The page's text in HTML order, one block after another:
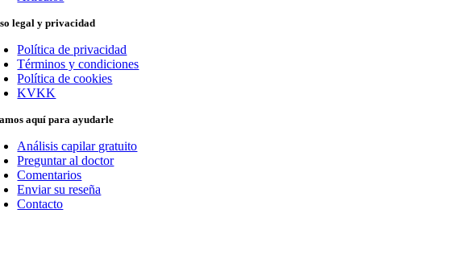
legal y privacidad
Política de privacidad
Términos y condiciones
Política de cookies
KVKK
aquí para ayudarle
Análisis capilar gratuito
Preguntar al doctor
Comentarios
Enviar su reseña
Contacto